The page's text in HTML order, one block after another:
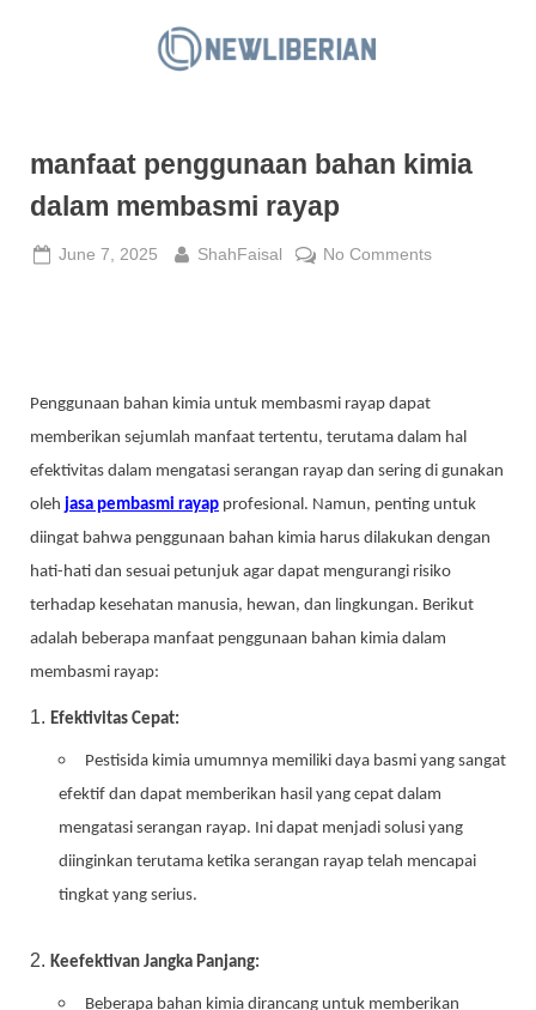
L
e
n
manfaat penggunaan bahan kimia
dalam membasmi rayap
Posted
June 7, 2025 By
ShahFaisal No Commentson
rayap
Penggunaan bahan kimia untuk membasmi rayap dapat
memberikan sejumlah manfaat tertentu, terutama dalam hal
efektivitas dalam mengatasi serangan rayap dan sering di gunakan
oleh jasa pembasmi rayap profesional. Namun, penting untuk
diingat bahwa penggunaan bahan kimia harus dilakukan dengan
hati-hati dan sesuai petunjuk agar dapat mengurangi risiko
terhadap kesehatan manusia, hewan, dan lingkungan. Berikut
adalah beberapa manfaat penggunaan bahan kimia dalam
membasmi rayap:
Efektivitas Cepat:
Pestisida kimia umumnya memiliki daya basmi yang sangat
efektif dan dapat memberikan hasil yang cepat dalam
mengatasi serangan rayap. Ini dapat menjadi solusi yang
diinginkan terutama ketika serangan rayap telah mencapai
tingkat yang serius.
Keefektivan Jangka Panjang:
Beberapa bahan kimia dirancang untuk memberikan